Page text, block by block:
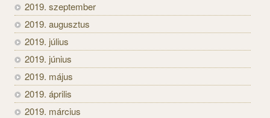
2019. szeptember
2019. augusztus
2019. július
2019. június
2019. május
2019. április
2019. március